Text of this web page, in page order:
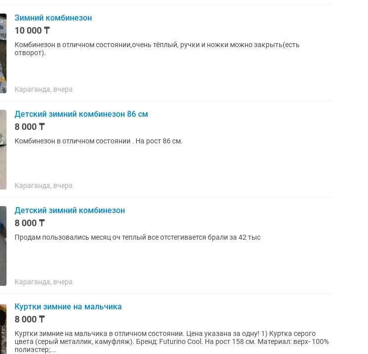
Зимний комбинезон
10 000 ₸
Комбинезон в отличном состоянии,очень тёплый, ручки и ножки можно закрыть(есть
отворот).
Караганда, вчера
Детский зимний комбинезон 86 см
8 000 ₸
Комбинезон в отличном состоянии . На рост 86 см.
Караганда, вчера
Детский зимний комбинезон
8 000 ₸
Продам пользовались месяц оч теплый все отстегивается брали за 42 тыс
Караганда, вчера
Куртки зимние на мальчика
8 000 ₸
Куртки зимние на мальчика в отличном состоянии. Цена указана за одну! 1) Куртка серого
цвета (серый металлик, камуфляж). Бренд: Futurino Cool. На рост 158 см. Материал: верх- 100%
полиэстер;...